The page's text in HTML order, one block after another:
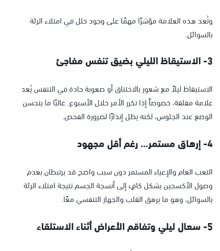
وتُعد هذه العلامة مؤشرًا مهمًا على وجود خلل في امتلاء الرئة
بالسوائل.
3- الاستيقاظ الليلي بضيق تنفس مفاجئ
الاستيقاظ ليلاً مع شعور بالاختناق أو صعوبة حادة في التنفس يُعد
علامة مقلقة، خصوصاً إذا تكرر الأمر خلال الأسبوع. غالبًا ما يتحسن
الوضع عند الجلوس، لكنه يظل إنذارًا لضرورة الفحص.
4- إرهاق مستمر… رغم أقل مجهود
التعب العام والإعياء المستمر دون سبب واضح قد يرتبطان بعدم
وصول الأكسجين بشكل كافٍ إلى أنسجة الجسم نتيجة امتلاء الرئة
بالسوائل، وهو ما يرهق القلب والجهاز التنفسي معًا.
5- سعال ليلي وتفاقم الأعراض أثناء الاستلقاء